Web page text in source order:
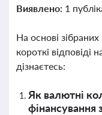
Виявлено: 1
На основі
короткі відповіді
дізнаєтесь:
Як валютні
фінансування